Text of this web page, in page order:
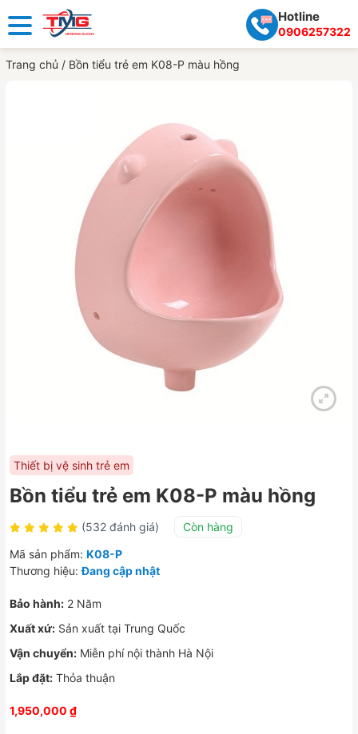
Hotline
0906257322
Trang chủ / Bồn tiểu trẻ em K08-P màu hồng
Thiết bị vệ sinh trẻ em
Bồn tiểu trẻ em K08-P màu hồng
(532 đánh giá)
Còn hàng
Mã sản phẩm: K08-P
Thương hiệu:Đang cập nhật
Bảo hành: 2 Năm
Xuất xứ: Sản xuất tại Trung Quốc
Vận chuyển: Miễn phí nội thành Hà Nội
Lắp đặt: Thỏa thuận
1,950,000 ₫